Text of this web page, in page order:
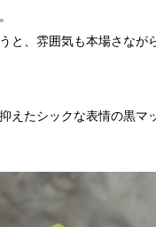
と、雰囲気も本場さなが
えたシックな表情の黒マ